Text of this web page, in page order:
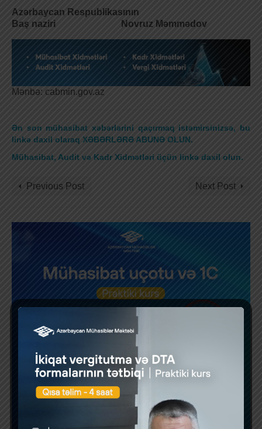
Azərbaycan Respublikasının
Baş naziri Novruz Məmmədov
Mənbə: cabmin.gov.az
Ən son mühasibat xəbərlərini qaçırmaq istəmirsinizsə, bu
linkə daxil olaraq XƏBƏRLƏRƏ ABUNƏ OLUN.
Mühasibat, Audit və Kadr Xidmətləri üçün linkə daxil olun.
Previous Post Next Post